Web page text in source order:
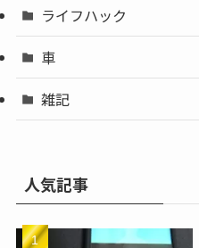
ライフハック
車
雑記
人気記事